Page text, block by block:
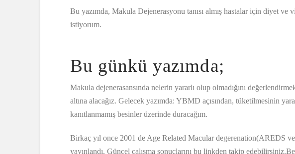
Bu yazımda, Makula Dejenerasyonu tanısı almış hastalar için diyet
istiyorum.
Bu günkü yazımda;
Makula dejenerasansında nelerin yararlı olup olmadığını
altına alacağız. Gelecek yazımda: YBMD açısından, tüketilmesinin
kanıtlanmamış besinler üzerinde duracağım.
Birkaç yıl once 2001 de Age Related Macular degerenation(AREDS
yayınlandı. Güncel çalışma sonuçlarını bu linkden takip